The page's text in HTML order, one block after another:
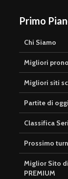
Primo
Chi Siamo
Migliori
Migliori siti
Partite di
Classifica
Prossimo
Miglior Sito
PREMIUM